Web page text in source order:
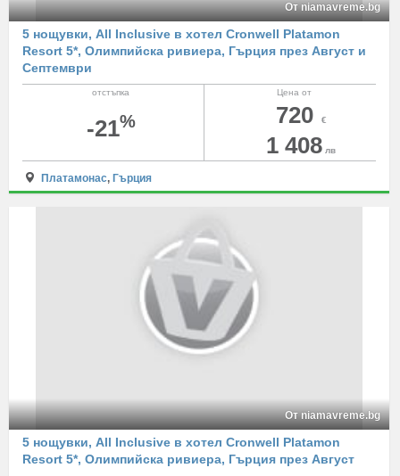
От niamavreme.bg
5 нощувки, All Inclusive в хотел Cronwell Platamon
Resort 5*, Олимпийска ривиера, Гърция през Август и
Септември
Цена от
720 €
1 408 лв
отстъпка
-21%
Платамонас, Гърция
От niamavreme.bg
5 нощувки, All Inclusive в хотел Cronwell Platamon
Resort 5*, Олимпийска ривиера, Гърция през Август